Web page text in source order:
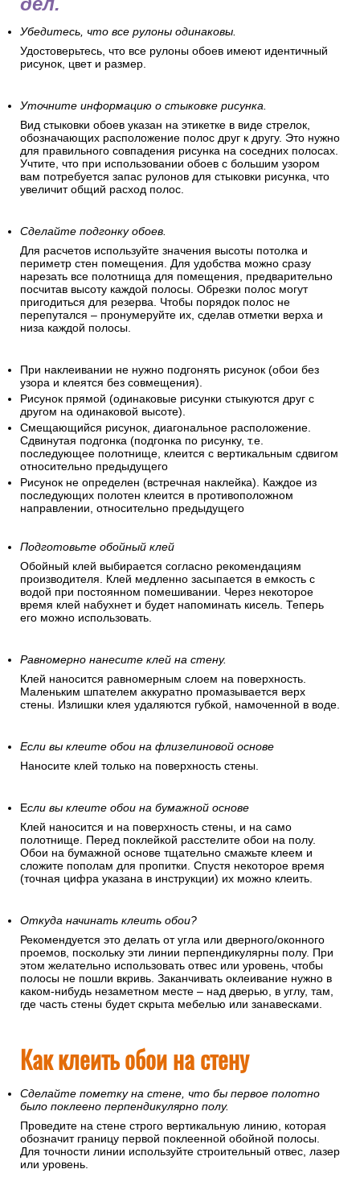
Убедитесь, что все рулоны одинаковы.
Удостоверьтесь, что все рулоны обоев имеют идентичный
рисунок, цвет и размер.
Уточните информацию о стыковке рисунка.
Вид стыковки обоев указан на этикетке в виде стрелок,
обозначающих расположение полос друг к другу. Это нужно
для правильного совпадения рисунка на соседних полосах.
Учтите, что при использовании обоев с большим узором
вам потребуется запас рулонов для стыковки рисунка, что
увеличит общий расход полос.
Сделайте подгонку обоев.
Для расчетов используйте значения высоты потолка и
периметр стен помещения. Для удобства можно сразу
нарезать все полотнища для помещения, предварительно
посчитав высоту каждой полосы. Обрезки полос могут
пригодиться для резерва. Чтобы порядок полос не
перепутался – пронумеруйте их, сделав отметки верха и
низа каждой полосы.
При наклеивании не нужно подгонять рисунок (обои без
узора и клеятся без совмещения).
Рисунок прямой (одинаковые рисунки стыкуются друг с
другом на одинаковой высоте).
Смещающийся рисунок, диагональное расположение.
Сдвинутая подгонка (подгонка по рисунку, т.е.
последующее полотнище, клеится с вертикальным сдвигом
относительно предыдущего
Рисунок не определен (встречная наклейка). Каждое из
последующих полотен клеится в противоположном
направлении, относительно предыдущего
Подготовьте обойный клей
Обойный клей выбирается согласно рекомендациям
производителя. Клей медленно засыпается в емкость с
водой при постоянном помешивании. Через некоторое
время клей набухнет и будет напоминать кисель. Теперь
его можно использовать.
Равномерно нанесите клей на стену.
Клей наносится равномерным слоем на поверхность.
Маленьким шпателем аккуратно промазывается верх
стены. Излишки клея удаляются губкой, намоченной в воде.
Если вы клеите обои на флизелиновой основе
Наносите клей только на поверхность стены.
Если вы клеите обои на бумажной основе
Клей наносится и на поверхность стены, и на само
полотнище. Перед поклейкой расстелите обои на полу.
Обои на бумажной основе тщательно смажьте клеем и
сложите пополам для пропитки. Спустя некоторое время
(точная цифра указана в инструкции) их можно клеить.
Откуда начинать клеить обои?
Рекомендуется это делать от угла или дверного/оконного
проемов, поскольку эти линии перпендикулярны полу. При
этом желательно использовать отвес или уровень, чтобы
полосы не пошли вкривь. Заканчивать оклеивание нужно в
каком-нибудь незаметном месте – над дверью, в углу, там,
где часть стены будет скрыта мебелью или занавесками.
Как клеить обои на стену
Сделайте пометку на стене, что бы первое полотно
было поклеено перпендикулярно полу.
Проведите на стене строго вертикальную линию, которая
обозначит границу первой поклеенной обойной полосы.
Для точности линии используйте строительный отвес, лазер
или уровень.